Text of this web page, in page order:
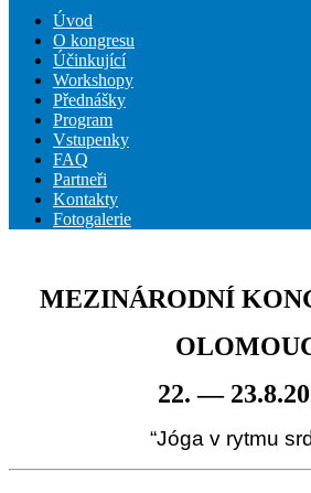
Úvod
O kongresu
Účinkující
Workshopy
Přednášky
Program
Vstupenky
FAQ
Partneři
Kontakty
Fotogalerie
MEZINÁRODNÍ
22. —
“Jóga v rytmu